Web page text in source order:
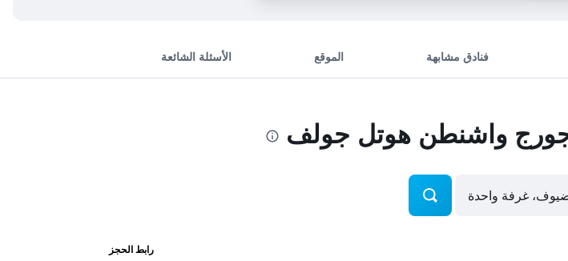
فنادق مشابهة الموقع الأسئلة الشائعة
واشنطن هوتل جولف
رابط الحجز